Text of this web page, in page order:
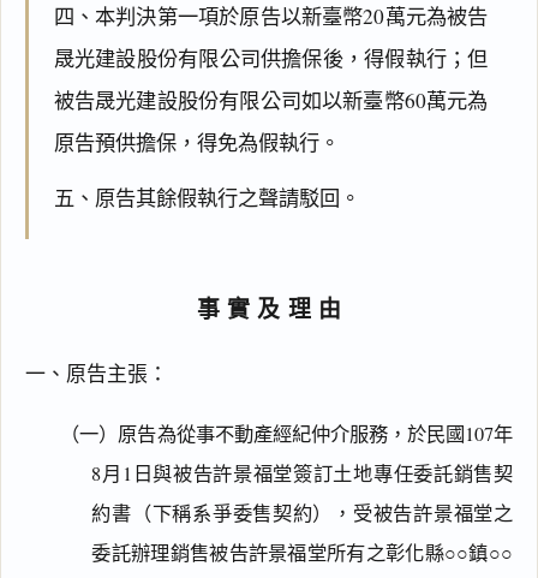
四、本判決第一項於原告以新臺幣20萬元為被告
晟光建設股份有限公司供擔保後，得假執行；但
被告晟光建設股份有限公司如以新臺幣60萬元為
原告預供擔保，得免為假執行。
五、原告其餘假執行之聲請駁回。
事實及理由
一、原告主張：
（一）原告為從事不動產經紀仲介服務，於民國107年
8月1日與被告許景福堂簽訂土地專任委託銷售契
約書（下稱系爭委售契約），受被告許景福堂之
委託辦理銷售被告許景福堂所有之彰化縣○○鎮○○